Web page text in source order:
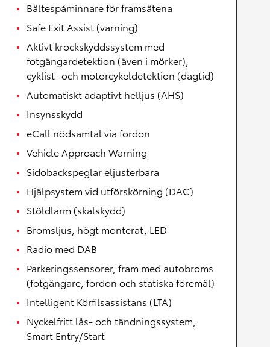
Bältespåminnare för framsätena
Safe Exit Assist (varning)
Aktivt krockskyddssystem med
fotgängardetektion (även i mörker),
cyklist- och motorcykeldetektion (dagtid)
Automatiskt adaptivt helljus (AHS)
Insynsskydd
eCall nödsamtal via fordon
Vehicle Approach Warning
Sidobackspeglar eljusterbara
Hjälpsystem vid utförskörning (DAC)
Stöldlarm (skalskydd)
Bromsljus, högt monterat, LED
Radio med DAB
Parkeringssensorer, fram med autobroms
(fotgängare, fordon och statiska föremål)
Intelligent Körfilsassistans (LTA)
Nyckelfritt lås- och tändningssystem,
Smart Entry/Start